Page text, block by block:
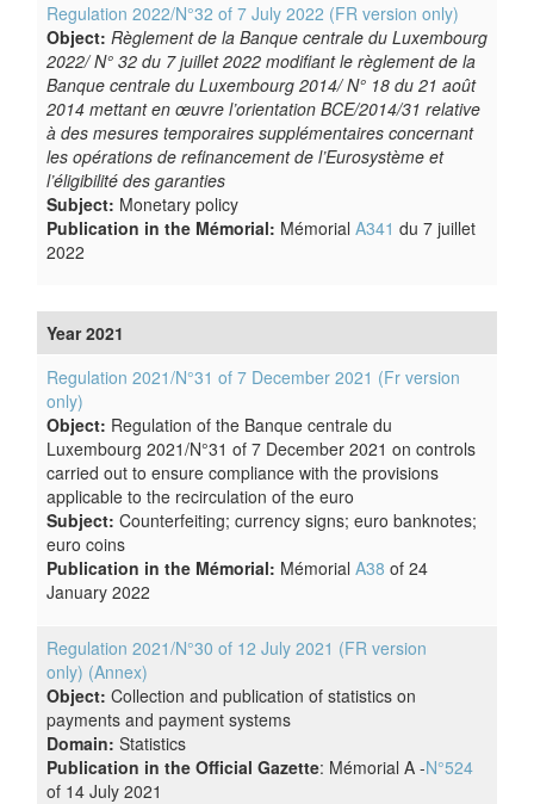
Regulation 2022/N°32 of 7 July 2022 (FR version only)
Object: Règlement de la Banque centrale du Luxembourg
2022/ N° 32 du 7 juillet 2022 modifiant le règlement de la
Banque centrale du Luxembourg 2014/ N° 18 du 21 août
2014 mettant en œuvre l’orientation BCE/2014/31 relative
à des mesures temporaires supplémentaires concernant
les opérations de refinancement de l’Eurosystème et
l’éligibilité des garanties
Subject: Monetary policy
Publication in the Mémorial: Mémorial A341 du 7 juillet
2022
Year 2021
Regulation 2021/N°31 of 7 December 2021 (Fr version
only)
Object: Regulation of the Banque centrale du
Luxembourg 2021/N°31 of 7 December 2021 on controls
carried out to ensure compliance with the provisions
applicable to the recirculation of the euro
Subject: Counterfeiting; currency signs; euro banknotes;
euro coins
Publication in the Mémorial: Mémorial A38 of 24
January 2022
Regulation 2021/N°30 of 12 July 2021 (FR version
only) (Annex)
Object: Collection and publication of statistics on
payments and payment systems
Domain: Statistics
Publication in the Official Gazette: Mémorial A -N°524
of 14 July 2021